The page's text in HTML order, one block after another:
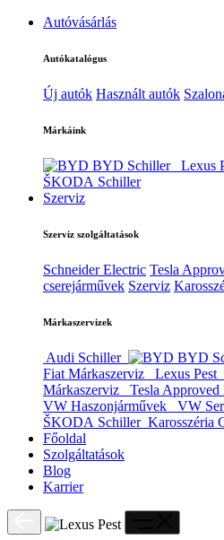
Autóvásárlás
Autókatalógus
Új autók Használt autók
Márkáink
BYD Schiller Lexus
ŠKODA Schiller
Szerviz
Szerviz szolgáltatások
Schneider Electric Tesla
cserejárművek Szerviz
Márkaszervizek
Audi Schiller BYD
Fiat Márkaszerviz
Lexus Pest
Márkaszerviz
Tesla
VW Haszonjárművek
VW
ŠKODA Schiller Karosszéria
Főoldal
Szolgáltatások
Blog
Karrier